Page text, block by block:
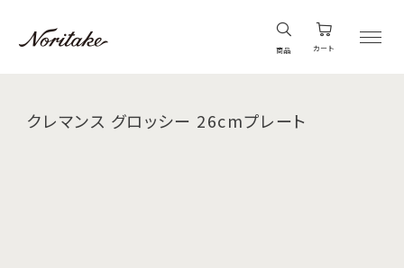
商品 カート
クレマンス グロッシー 26cmプレート